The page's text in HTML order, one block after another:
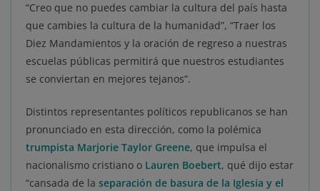
“Creo que no puedes cambiar la cultura del país hasta
que cambies la cultura de la humanidad”, “Traer los
Diez Mandamientos y la oración de regreso a nuestras
escuelas públicas permitirá que nuestros estudiantes
se conviertan en mejores tejanos”.
Distintos representantes políticos republicanos se han
pronunciado en esta dirección, como la polémica
trumpista Marjorie Taylor Greene, que impulsa el
nacionalismo cristiano o Lauren Boebert, qué dijo estar
“cansada de la separación de basura de la Iglesia y el